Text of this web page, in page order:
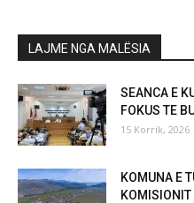
LAJME NGA MALËSIA
SEANCA E
FOKUS TE
15 Korrik, 2026
KOMUNA E